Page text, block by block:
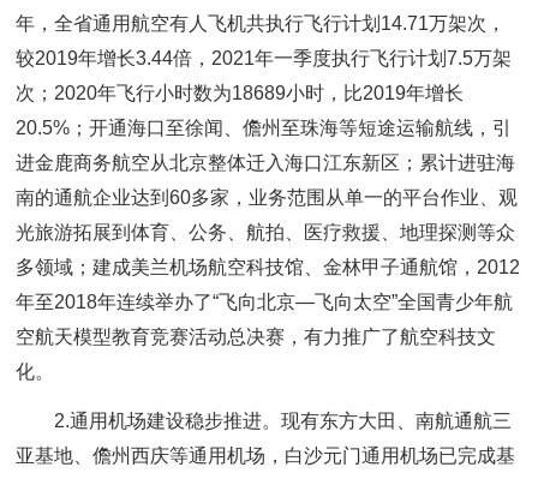
年，全省通用航空有人飞机共执行飞行计划14.71万架次，
较2019年增长3.44倍，2021年一季度执行飞行计划7.5万架
次；2020年飞行小时数为18689小时，比2019年增长
20.5%；开通海口至徐闻、儋州至珠海等短途运输航线，引
进金鹿商务航空从北京整体迁入海口江东新区；累计进驻海
南的通航企业达到60多家，业务范围从单一的平台作业、观
光旅游拓展到体育、公务、航拍、医疗救援、地理探测等众
多领域；建成美兰机场航空科技馆、金林甲子通航馆，2012
年至2018年连续举办了“飞向北京—飞向太空”全国青少年航
空航天模型教育竞赛活动总决赛，有力推广了航空科技文
化。
2.通用机场建设稳步推进。现有东方大田、南航通航三
亚基地、儋州西庆等通用机场，白沙元门通用机场已完成基